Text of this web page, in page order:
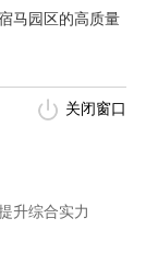
马园区的高质量
关闭窗口
升综合实力